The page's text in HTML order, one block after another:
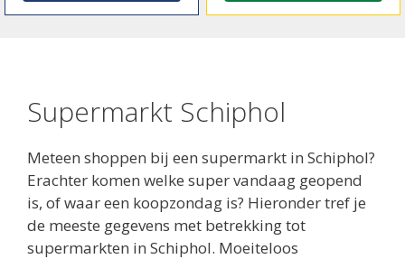
Supermarkt Schiphol
Meteen shoppen bij een supermarkt in Schiphol?
Erachter komen welke super vandaag geopend
is, of waar een koopzondag is? Hieronder tref je
de meeste gegevens met betrekking tot
supermarkten in Schiphol. Moeiteloos